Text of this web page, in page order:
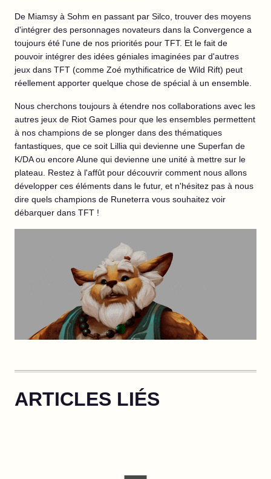
De Miamsy à Sohm en passant par Silco, trouver des moyens
d'intégrer des personnages novateurs dans la Convergence a
toujours été l'une de nos priorités pour TFT. Et le fait de
pouvoir intégrer des idées géniales imaginées par d'autres
jeux dans TFT (comme Zoé mythificatrice de Wild Rift) peut
réellement apporter quelque chose de spécial à un ensemble.
Nous cherchons toujours à étendre nos collaborations avec les
autres jeux de Riot Games pour que les ensembles permettent
à nos champions de se plonger dans des thématiques
fantastiques, que ce soit Lillia qui devienne une Superfan de
K/DA ou encore Alune qui devienne une unité à mettre sur le
plateau. Restez à l'affût pour découvrir comment nous allons
développer ces éléments dans le futur, et n'hésitez pas à nous
dire quels champions de Runeterra vous souhaitez voir
débarquer dans TFT !
ARTICLES LIÉS